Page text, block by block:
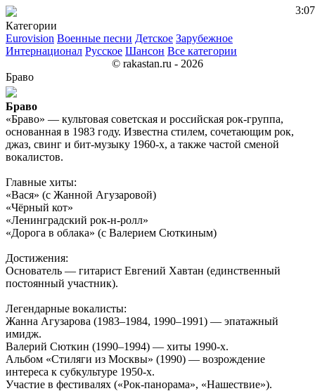
Категории
Eurovision Военные песни Детское Зарубежное
Интернационал Русское Шансон Все категории
© rakastan.ru - 2026
Браво
Браво
«Браво» — культовая советская и российская рок-группа,
основанная в 1983 году. Известна стилем, сочетающим рок,
джаз, свинг и бит-музыку 1960-х, а также частой сменой
вокалистов.
Главные хиты:
«Вася» (с Жанной Агузаровой)
«Чёрный кот»
«Ленинградский рок-н-ролл»
«Дорога в облака» (с Валерием Сюткиным)
Достижения:
Основатель — гитарист Евгений Хавтан (единственный
постоянный участник).
Легендарные вокалисты:
Жанна Агузарова (1983–1984, 1990–1991) — эпатажный
имидж.
Валерий Сюткин (1990–1994) — хиты 1990-х.
Альбом «Стиляги из Москвы» (1990) — возрождение
интереса к субкультуре 1950-х.
Участие в фестивалях («Рок-панорама», «Нашествие»).
3:07